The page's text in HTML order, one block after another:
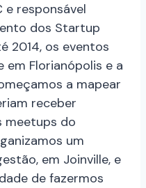
e responsável
dos Startup
2014, os eventos
Florianópolis e a
a mapear
receber
meetups do
um
em Joinville, e
de fazermos